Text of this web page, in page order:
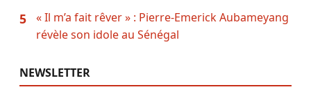
5
« Il m’a fait rêver » : Pierre-Emerick Aubameyang
révèle son idole au Sénégal
NEWSLETTER